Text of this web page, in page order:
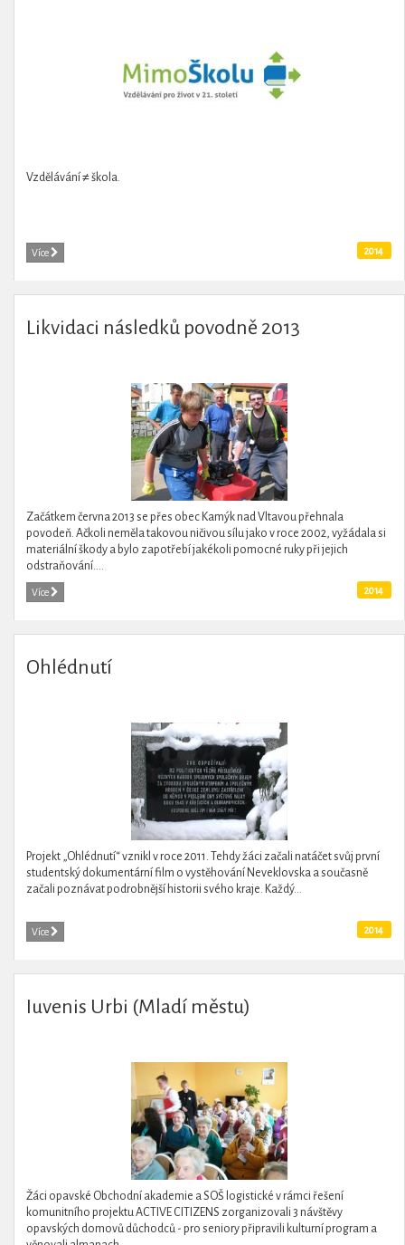
Vzdělávání ≠ škola.
Více 2014
Likvidaci následků povodně 2013
Začátkem června 2013 se přes obec Kamýk nad Vltavou přehnala
povodeň. Ačkoli neměla takovou ničivou sílu jako v roce 2002, vyžádala si
materiální škody a bylo zapotřebí jakékoli pomocné ruky při jejich
odstraňování....
Více 2014
Ohlédnutí
Projekt „Ohlédnutí“ vznikl v roce 2011. Tehdy žáci začali natáčet svůj první
studentský dokumentární film o vystěhování Neveklovska a současně
začali poznávat podrobnější historii svého kraje. Každý...
Více 2014
Iuvenis Urbi (Mladí městu)
Žáci opavské Obchodní akademie a SOŠ logistické v rámci řešení
komunitního projektu ACTIVE CITIZENS zorganizovali 3 návštěvy
opavských domovů důchodců - pro seniory připravili kulturní program a